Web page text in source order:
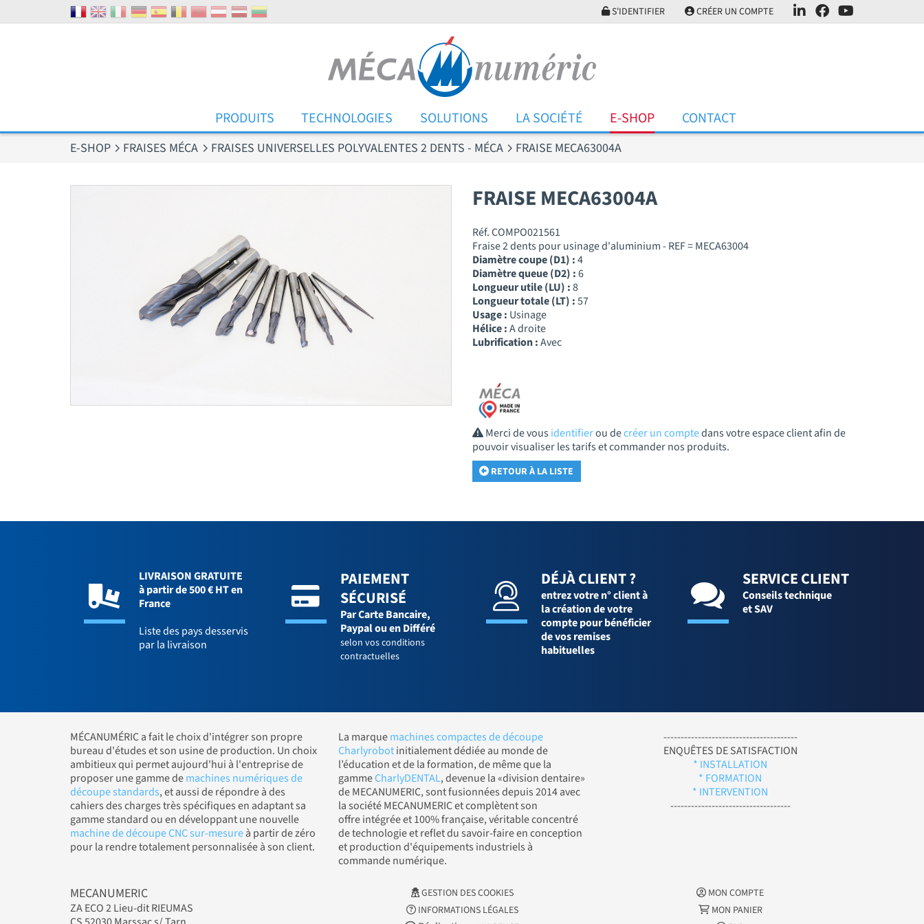
S'IDENTIFIER CRÉER UN COMPTE
PRODUITS TECHNOLOGIES SOLUTIONS LA SOCIÉTÉ E-SHOP CONTACT
E-SHOP FRAISES MÉCA FRAISES UNIVERSELLES POLYVALENTES 2 DENTS - MÉCA FRAISE MECA63004A
FRAISE MECA63004A
Réf. COMPO021561
Fraise 2 dents pour usinage d'aluminium - REF = MECA63004
Diamètre coupe (D1) :4
Diamètre queue (D2) :6
Longueur utile (LU) :8
Longueur totale (LT) :57
Usage : Usinage
Hélice :A droite
Lubrification :Avec
Merci de vousidentifierou decréer un comptedans votre espace client afin de
pouvoir visualiser les tarifs et commander nos produits.
RETOUR À LA LISTE
LIVRAISON GRATUITE
à partir de 500 € HT en
France
Liste des pays desservis
par la livraison
PAIEMENT
SÉCURISÉ
Par Carte Bancaire,
Paypal ou en Différé
selon vos conditions
contractuelles
DÉJÀ CLIENT ?
entrez votre n° client à
la création de votre
compte pour bénéficier
de vos remises
habituelles
SERVICE CLIENT
Conseils technique
et SAV
MÉCANUMÉRIC a fait le choix d'intégrer son propre
bureau d'études et son usine de production. Un choix
ambitieux qui permet aujourd'hui à l'entreprise de
proposer une gamme demachines numériques de
découpe standards, et aussi de répondre à des
cahiers des charges très spécifiques en adaptant sa
gamme standard ou en développant une nouvelle
machine de découpe CNC sur-mesureà partir de zéro
pour la rendre totalement personnalisée à son client.
La marquemachines compactes de découpe
Charlyrobotinitialement dédiée au monde de
l’éducation et de la formation, de même que la
gammeCharlyDENTAL, devenue la «division dentaire»
de MECANUMERIC, sont fusionnées depuis 2014 avec
la société MECANUMERIC et complètent son
offre intégrée et 100% française, véritable concentré
de technologie et reflet du savoir-faire en conception
et production d'équipements industriels à
commande numérique.
---------------------------------------
ENQUÊTES DE SATISFACTION
* INSTALLATION
* FORMATION
* INTERVENTION
-----------------------------------
MECANUMERIC
ZA ECO 2 Lieu-dit RIEUMAS
GESTION DES COOKIES
INFORMATIONS LÉGALES
MON COMPTE
MON PANIER
Panneau de gestion des cookies